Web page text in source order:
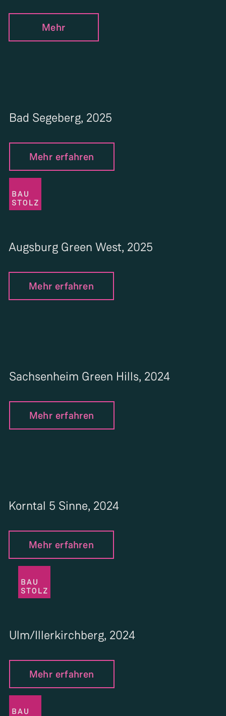
Mehr
Bad Segeberg, 2025
Mehr erfahren
Augsburg Green West, 2025
Mehr erfahren
Sachsenheim Green Hills, 2024
Mehr erfahren
Korntal 5 Sinne, 2024
Mehr erfahren
Ulm/Illerkirchberg, 2024
Mehr erfahren